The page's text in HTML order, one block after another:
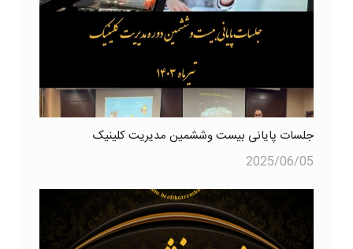
جلسات پایانی بیست وششمین مدیریت کلینیک
2025/06/05